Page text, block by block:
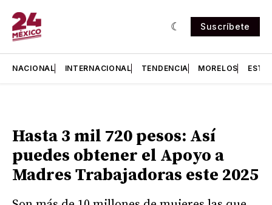
Suscríbete
NACIONAL INTERNACIONAL TENDENCIA MORELOS
Hasta 3 mil 720 pesos: Así
puedes obtener el Apoyo a
Madres Trabajadoras este 2025